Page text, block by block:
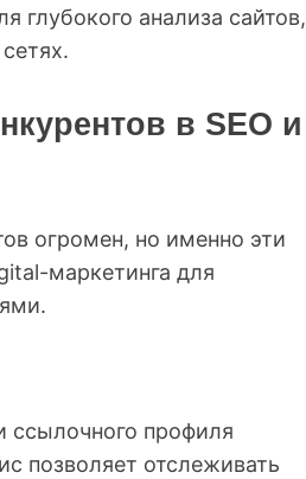
глубокого анализа сайтов,
в SEO и
огромен, но именно эти
маркетинга для
ссылочного профиля
позволяет отслеживать